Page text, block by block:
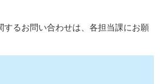
するお問い合わせは、各担当課にお願